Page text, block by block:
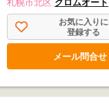
お気に入りに
登録する
メール問合せ